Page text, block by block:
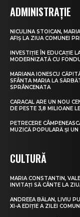
ADMINISTRAȚIE
NICULINA STOICAN,
AFIȘ LA ZIUA COMUNEI
INVESTIȚIE ÎN EDUCAȚIE
MODERNIZATĂ CU
MARIANA IONESCU
SFÂNTA MARIA LA
SPRÂNCENATA
CARACAL ARE UN NOU
DE PESTE 3,8 MILIOANE
PETRECERE
MUZICĂ POPULARĂ ȘI
CULTURĂ
MARIA CONSTANTIN,
INVITAȚI SĂ CÂNTE LA
ANDREEA BĂLAN, LIVIU
XI-A EDIȚIE A ZILEI